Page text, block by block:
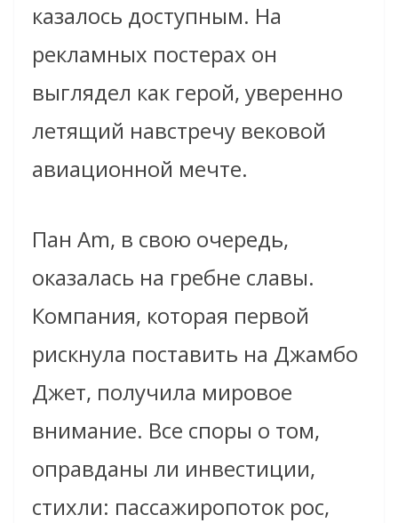
казалось доступным. На
рекламных постерах он
выглядел как герой, уверенно
летящий навстречу вековой
авиационной мечте.
Пан Am, в свою очередь,
оказалась на гребне славы.
Компания, которая первой
рискнула поставить на Джамбо
Джет, получила мировое
внимание. Все споры о том,
оправданы ли инвестиции,
стихли: пассажиропоток рос,